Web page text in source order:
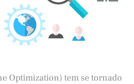
Optimization) tem se tornado